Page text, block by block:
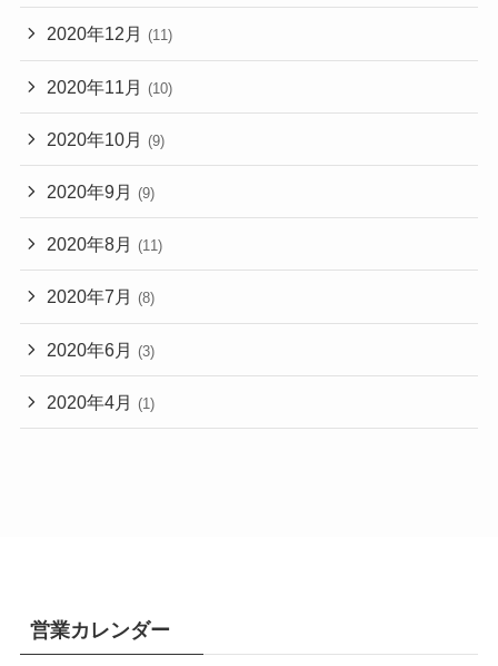
2020年12月 (11)
2020年11月 (10)
2020年10月 (9)
2020年9月 (9)
2020年8月 (11)
2020年7月 (8)
2020年6月 (3)
2020年4月 (1)
営業カレンダー